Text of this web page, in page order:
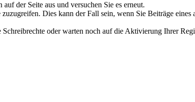
der Seite aus und versuchen Sie es erneut.
Dies kann der Fall sein, wenn Sie Beiträge
oder warten noch auf die Aktivierung Ihrer